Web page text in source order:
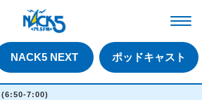
NACK5 NEXT ポッドキャスト
(6:50-7:00)